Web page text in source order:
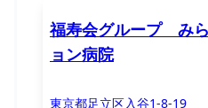
福寿会グループ み
ョン病院
東京都足立区入谷1-8-19